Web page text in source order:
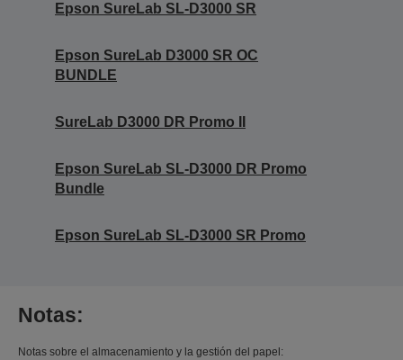
Epson SureLab SL-D3000 SR
Epson SureLab D3000 SR OC
BUNDLE
SureLab D3000 DR Promo II
Epson SureLab SL-D3000 DR Promo
Bundle
Epson SureLab SL-D3000 SR Promo
Notas:
Notas sobre el almacenamiento y la gestión del papel: